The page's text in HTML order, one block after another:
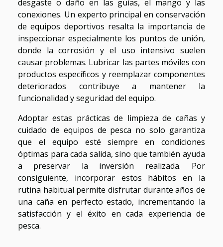
desgaste o daño en las guías, el mango y las
conexiones. Un experto principal en conservación
de equipos deportivos resalta la importancia de
inspeccionar especialmente los puntos de unión,
donde la corrosión y el uso intensivo suelen
causar problemas. Lubricar las partes móviles con
productos específicos y reemplazar componentes
deteriorados contribuye a mantener la
funcionalidad y seguridad del equipo.
Adoptar estas prácticas de limpieza de cañas y
cuidado de equipos de pesca no solo garantiza
que el equipo esté siempre en condiciones
óptimas para cada salida, sino que también ayuda
a preservar la inversión realizada. Por
consiguiente, incorporar estos hábitos en la
rutina habitual permite disfrutar durante años de
una caña en perfecto estado, incrementando la
satisfacción y el éxito en cada experiencia de
pesca.